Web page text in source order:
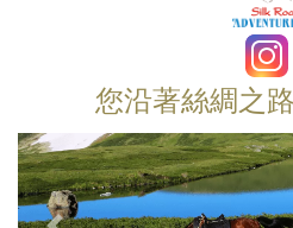
您沿著絲綢之